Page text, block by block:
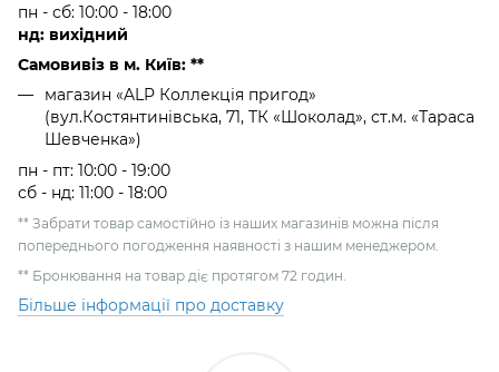
пн - сб: 10:00 - 18:00
нд: вихідний
Самовивіз в м. Київ: **
магазин «ALP Коллекція пригод»
(вул.Костянтинівська, 71, ТК «Шоколад», ст.м. «Тараса
Шевченка»)
пн - пт: 10:00 - 19:00
сб - нд: 11:00 - 18:00
** Забрати товар самостійно із наших магазинів можна після
попереднього погодження наявності з нашим менеджером.
** Бронювання на товар діє протягом 72 годин.
Більше інформації про доставку